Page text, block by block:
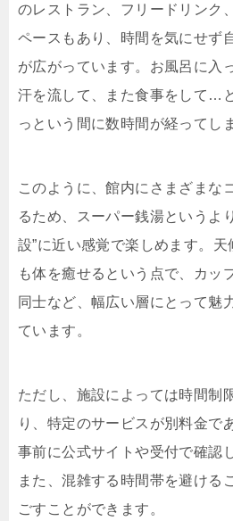
のレストラン、フリードリンク
ペースもあり、時間を気にせず
が広がっています。お風呂に入
汗を流して、また食事をして…
っという間に数時間が経ってし
このように、館内にさまざまな
るため、スーパー銭湯というよ
設”に近い感覚で楽しめます。
も体を癒せるという点で、カッ
同士など、幅広い層にとって魅
ています。
ただし、施設によっては時間制
り、特定のサービスが別料金で
事前に公式サイトや受付で確認
また、混雑する時間帯を避ける
ごすことができます。